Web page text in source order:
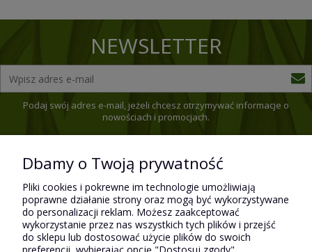
NEWSLETTER
Podaj swój adres e-mail, jeżeli chcesz otrzymywać informacje o
nowościach i promocjach.
Pomoc
Płatności i dostawa
Dbamy o Twoją prywatność
Pliki cookies i pokrewne im technologie umożliwiają
poprawne działanie strony oraz mogą być wykorzystywane
do personalizacji reklam. Możesz zaakceptować
wykorzystanie przez nas wszystkich tych plików i przejść
do sklepu lub dostosować użycie plików do swoich